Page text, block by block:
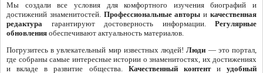
Мы создали все условия для комфортного изучения биографий и
достижений знаменитостей. Профессиональные авторы икачественная
редактура гарантируют достоверность информации. Регулярные
обновления обеспечивают актуальность материалов.
Погрузитесь в увлекательный мир известных людей!Люди — это портал,
где собраны самые интересные истории о знаменитостях, их достижениях
и вкладе в развитие общества. Качественный контенти удобный